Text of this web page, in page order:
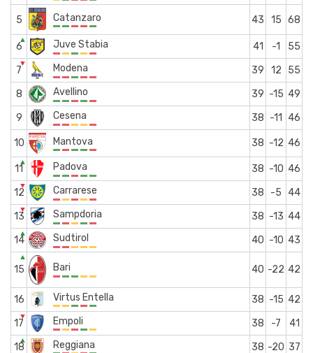
5 Catanzaro 43 15 68
6
▲ Juve Stabia 41 -1
55
7
▼ Modena 39 12
55
8
Avellino 39 -15 49
9
Cesena 38 -11 46
10 Mantova 38 -12 46
11
▲ Padova 38 -10 46
12
▼ Carrarese 38 -5
44
13
▼ Sampdoria 38 -13 44
14
▲ Sudtirol 40 -10 43
15
▲
Bari 40 -22 42
16 Virtus Entella 38 -15 42
17
▼ Empoli 38 -7
41
18
▲ Reggiana 38 -20 37